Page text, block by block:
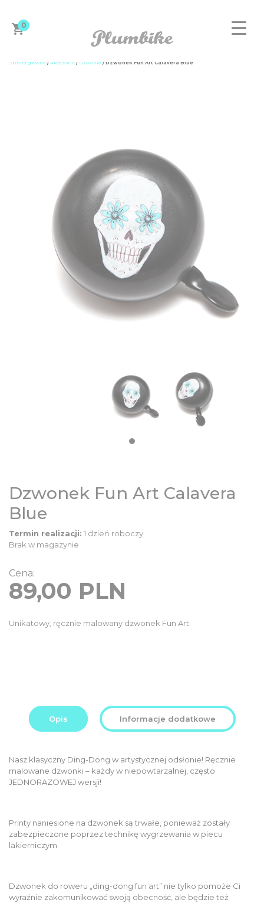
0
DAMSKIE
DZIECIĘCE
INFO
Strona główna / Akcesoria / Dzwonki / Dzwonek Fun Art Calavera Blue
Dzwonek Fun Art Calavera
Blue
Cena:
89,00 PLN
Unikatowy, ręcznie malowany dzwonek Fun Art.
Termin realizacji: 1 dzień roboczy
Brak w magazynie
Opis Informacje dodatkowe
Nasz klasyczny Ding-Dong w artystycznej odsłonie! Ręcznie
malowane dzwonki – każdy w niepowtarzalnej, często
JEDNORAZOWEJ wersji!
Printy naniesione na dzwonek są trwałe, ponieważ zostały
zabezpieczone poprzez technikę wygrzewania w piecu
lakierniczym.
Dzwonek do roweru „ding-dong fun art” nie tylko pomoże Ci
wyraźnie zakomunikować swoją obecność, ale będzie też